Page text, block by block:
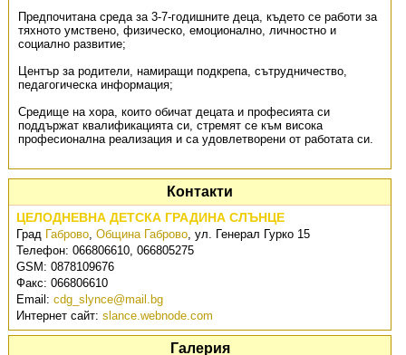
Предпочитана среда за 3-7-годишните деца, където се работи за
тяхното умствено, физическо, емоционално, личностно и
социално развитие;
Център за родители, намиращи подкрепа, сътрудничество,
педагогическа информация;
Средище на хора, които обичат децата и професията си
поддържат квалификацията си, стремят се към висока
професионална реализация и са удовлетворени от работата си.
Контакти
ЦЕЛОДНЕВНА ДЕТСКА ГРАДИНА СЛЪНЦЕ
Град Габрово,Община Габрово,ул. Генерал Гурко 15
Телефон:066806610, 066805275
GSM:0878109676
Факс:066806610
Email:cdg_slynce@mail.bg
Интернет сайт:slance.webnode.com
Галерия